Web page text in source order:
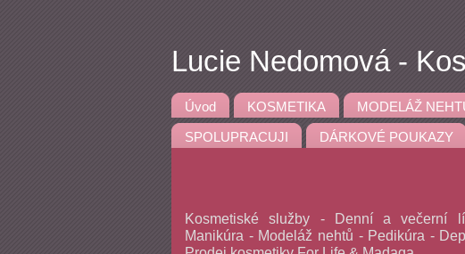
Lucie Nedomová -
Úvod KOSMETIKA MODELÁŽ
SPOLUPRACUJI DÁRKOVÉ POUKAZY
Kosmetiské služby - Denní a večerní
Manikúra - Modeláž nehtů - Pedikúra -